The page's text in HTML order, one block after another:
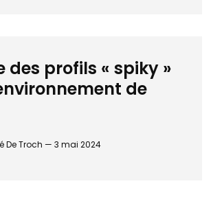
des profils « spiky »
de
De Troch — 3 mai 2024